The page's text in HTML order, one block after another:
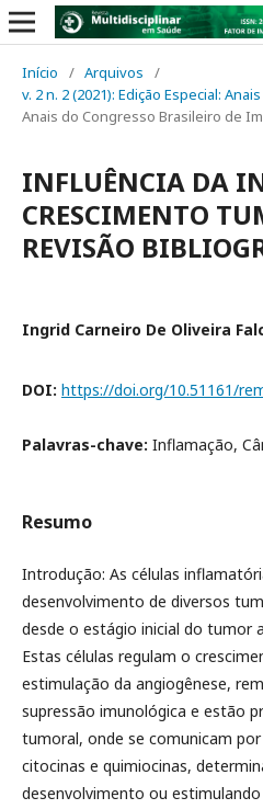
Início / Arquivos
/
v. 2 n. 2 (2021): Edição Especial:
Anais do Congresso Brasileiro de
INFLUÊNCIA DA
CRESCIMENTO
REVISÃO
Ingrid Carneiro De Oliveira
DOI: https://doi.org/10.51161/
Palavras-chave: Inflamação,
Resumo
Introdução: As células
desenvolvimento de diversos
desde o estágio inicial do tumor
Estas células regulam o
estimulação da angiogênese,
supressão imunológica e estão
tumoral, onde se comunicam
citocinas e quimiocinas,
desenvolvimento ou